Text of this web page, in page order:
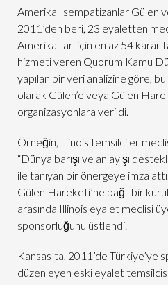
Amerikalı sempatizanlar Gülen
2011’den beri, 23 eyaletten
Amerikalıları için en az 54 karar
hizmeti veren Quorum Kamu
yapılan bir veri analizine göre,
olarak Gülen’e veya Gülen
organizasyonlara verildi.
Örneğin, Illinois temsilciler
“Dünya barışı ve anlayışı
ile tanıyan bir önergeye imza
Gülen Hareketi’ne bağlı bir
arasında Illinois eyalet meclisi
sponsorluğunu üstlendi.
Kansas’ta, 2011’de Türkiye’ye
düzenleyen eski eyalet